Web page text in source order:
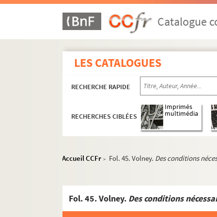
Catalogue
LES CATALOGUES
RECHERCHE RAPIDE
RECHERCHES CIBLÉES
Imprimés
multimédia
Accueil CCFr > Fol. 45. Volney. Des conditions
Fol. 45. Volney. Des conditions